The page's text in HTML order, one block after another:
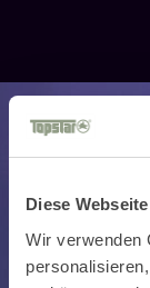
Diese
Wir verwenden